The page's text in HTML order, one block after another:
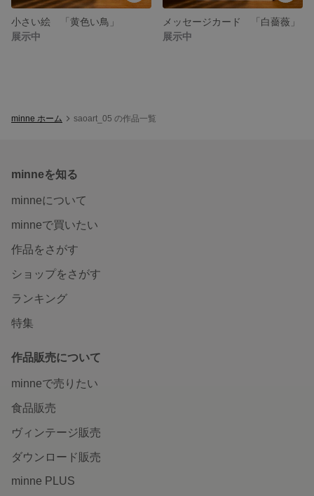
小さい絵 「黄色い鳥」
展示中
メッセージカード 「白薔薇」
展示中
minne ホーム saoart_05 の作品一覧
minneを知る
minneについて
minneで買いたい
作品をさがす
ショップをさがす
ランキング
特集
作品販売について
minneで売りたい
食品販売
ヴィンテージ販売
ダウンロード販売
minne PLUS